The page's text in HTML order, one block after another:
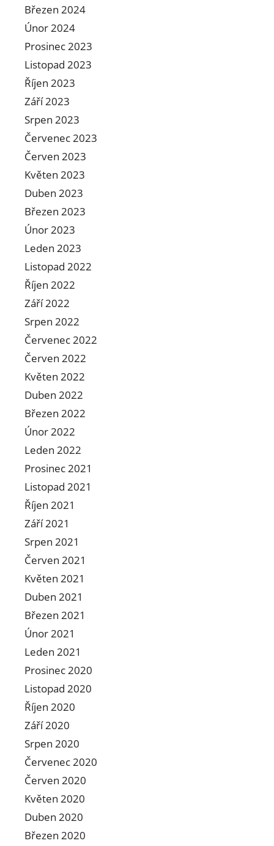
Březen 2024
Únor 2024
Prosinec 2023
Listopad 2023
Říjen 2023
Září 2023
Srpen 2023
Červenec 2023
Červen 2023
Květen 2023
Duben 2023
Březen 2023
Únor 2023
Leden 2023
Listopad 2022
Říjen 2022
Září 2022
Srpen 2022
Červenec 2022
Červen 2022
Květen 2022
Duben 2022
Březen 2022
Únor 2022
Leden 2022
Prosinec 2021
Listopad 2021
Říjen 2021
Září 2021
Srpen 2021
Červen 2021
Květen 2021
Duben 2021
Březen 2021
Únor 2021
Leden 2021
Prosinec 2020
Listopad 2020
Říjen 2020
Září 2020
Srpen 2020
Červenec 2020
Červen 2020
Květen 2020
Duben 2020
Březen 2020